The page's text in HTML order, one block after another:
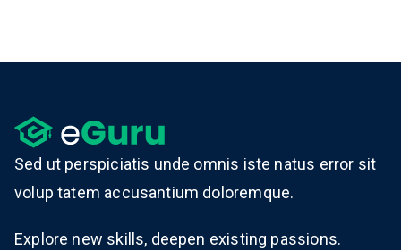
Sed ut perspiciatis unde omnis iste natus error sit
volup tatem accusantium doloremque.
Explore new skills, deepen existing passions.